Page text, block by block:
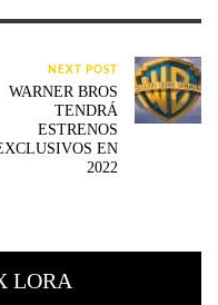
NEXT POST
WARNER BROS
TENDRÁ
ESTRENOS
EN
2022
LORA